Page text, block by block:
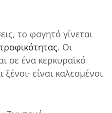
το φαγητό γίνεται
. Οι
σε ένα κερκυραϊκό
είναι καλεσμένοι